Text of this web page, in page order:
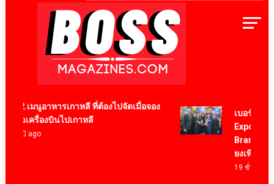
BossMagazinesThailand
เมนูอาหารเกาหลี ที่ต้องไปจัดเมื่อจอง
วเครื่องบินไปเกาหลี
ปี ago
เบอร์แทรม คว้
Export
Brand ตอกย้
ยงเพียวในระ
19 ชั่วโมง ago